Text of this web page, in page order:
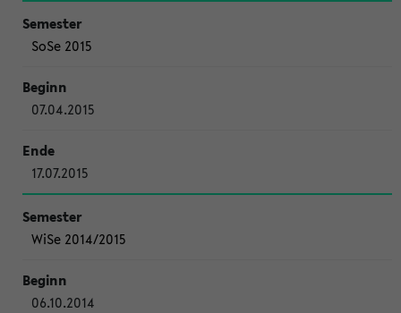
SoSe 2015
07.04.2015
17.07.2015
WiSe 2014/2015
06.10.2014